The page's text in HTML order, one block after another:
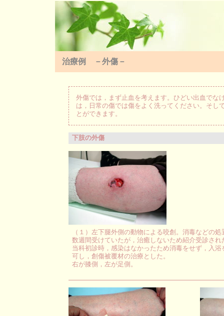
治療例 －外傷－
外傷では，まず止血を考えます。ひどい出血でな
は，日常の傷では傷をよく洗ってください。そし
とができます。
下肢の外傷
（１）左下腿外側の動物による咬創。消毒などの処
数週間受けていたが，治癒しないため紹介受診され
当科初診時，感染はなかったため消毒をせず，入浴
可し，創傷被覆材の治療とした。
右が膝側，左が足側。